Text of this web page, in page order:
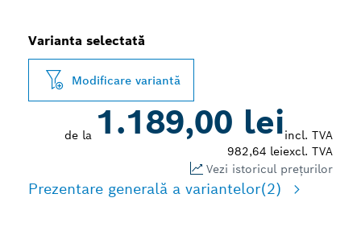
Varianta selectată
Modificare variantă
de la 1.189,00 leiincl. TVA
982,64 leiexcl. TVA
Vezi istoricul prețurilor
Prezentare generală a variantelor(2)